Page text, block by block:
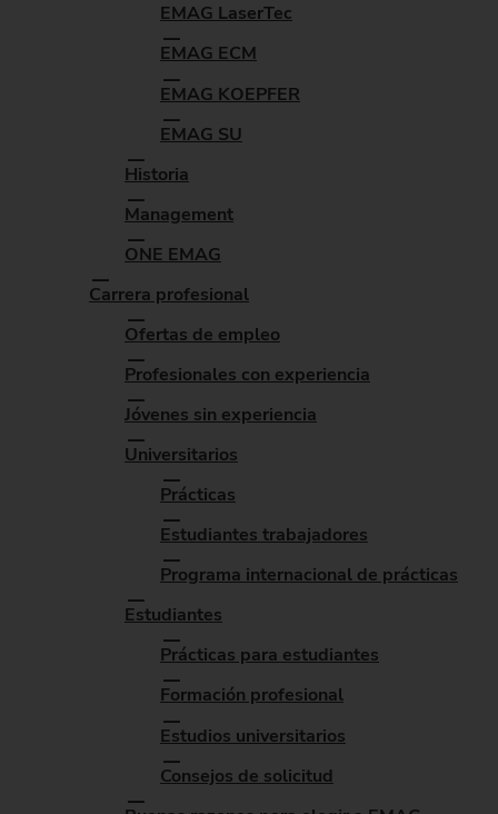
EMAG LaserTec
EMAG ECM
EMAG KOEPFER
EMAG SU
Historia
Management
ONE EMAG
Carrera profesional
Ofertas de empleo
Profesionales con experiencia
Jóvenes sin experiencia
Universitarios
Prácticas
Estudiantes trabajadores
Programa internacional de prácticas
Estudiantes
Prácticas para estudiantes
Formación profesional
Estudios universitarios
Consejos de solicitud